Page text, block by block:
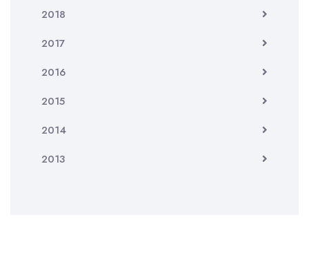
2018
2017
2016
2015
2014
2013